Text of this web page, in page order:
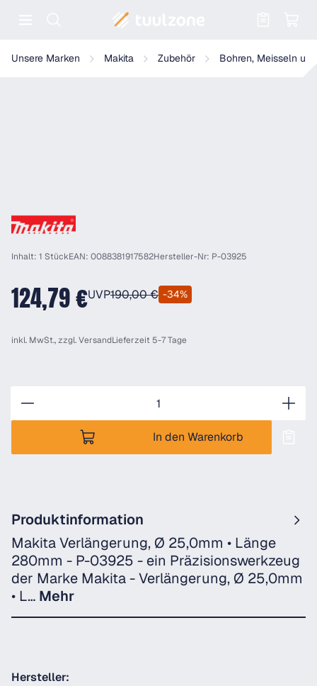
Unsere Marken Makita Zubehör Bohren, Meisseln
Makita Verlängerung, Ø 25,0mm - Länge 280mm - P-03925
Inhalt: 1 StückEAN: 0088381917582Hersteller-Nr: P-03925
124,79 €UVP190,00 € -34%
inkl. MwSt., zzgl.VersandLieferzeit 5-7 Tage
In den Warenkorb
Produktinformation
Makita Verlängerung, Ø 25,0mm • Länge
280mm - P-03925 - ein Präzisionswerkzeug
der Marke Makita - Verlängerung, Ø 25,0mm
• L… Mehr
Hersteller: